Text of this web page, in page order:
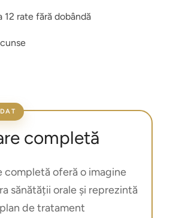
12 rate fără dobândă
completă
completă oferă o imagine
sănătății orale și reprezintă
de tratament